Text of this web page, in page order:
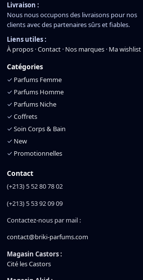
Livraison :
Nous nous occupons des livraisons pour nos
clients avec des partenaires sûrs et fiables.
Liens utiles :
À propos ·Contact · Nos marques · Ma wishlist
Catégories
✓ Parfums Femme
✓ Parfums Homme
✓ Parfums Niche
✓ Coffrets
✓ Soin Corps & Bain
✓ New
✓ Promotionnelles
Contact
(+213) 5 52 80 78 02
(+213) 5 53 92 09 09
Contactez-nous par mail :
contact@briki-parfums.com
Magasin Castors :
Cité les Castors